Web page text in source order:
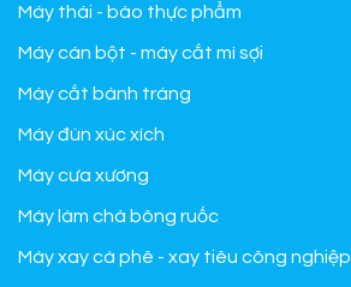
Máy thái - bào thực phẩm
Máy cán bột - máy cắt mì sợi
Máy cắt bánh tráng
Máy đùn xúc xích
Máy cưa xương
Máy làm chà bông ruốc
Máy xay cà phê - xay tiêu công nghiệp